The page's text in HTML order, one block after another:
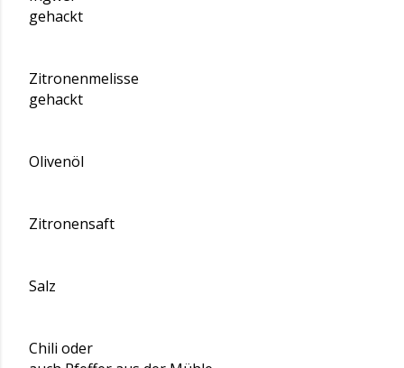
gehackt
Zitronenmelisse
gehackt
Olivenöl
Zitronensaft
Salz
Chili oder